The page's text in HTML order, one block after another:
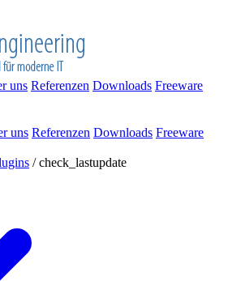
uns Referenzen Downloads Freeware
uns Referenzen Downloads Freeware
/ check_lastupdate